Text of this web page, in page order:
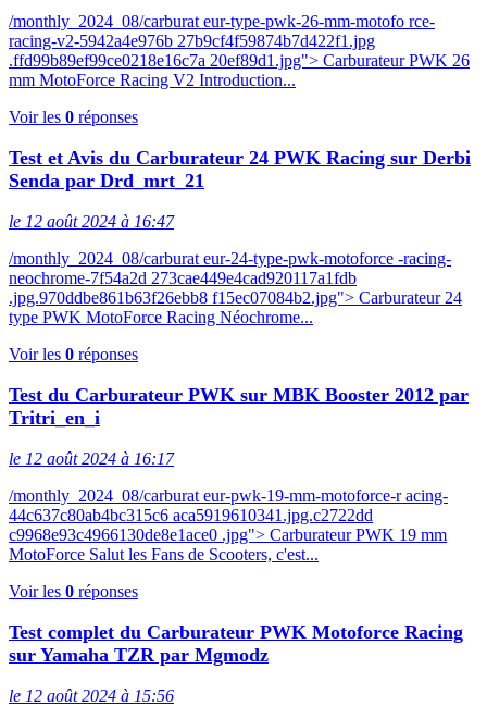
/monthly_2024_08/carburat eur-type-pwk-26-mm-motofo rce-
racing-v2-5942a4e976b 27b9cf4f59874b7d422f1.jpg
.ffd99b89ef99ce0218e16c7a 20ef89d1.jpg"> Carburateur PWK 26
mm MotoForce Racing V2 Introduction...
Voir les 0 réponses
Test et Avis du Carburateur 24 PWK Racing sur Derbi
Senda par Drd_mrt_21
le 12 août 2024 à 16:47
/monthly_2024_08/carburat eur-24-type-pwk-motoforce -racing-
neochrome-7f54a2d 273cae449e4cad920117a1fdb
.jpg.970ddbe861b63f26ebb8 f15ec07084b2.jpg"> Carburateur 24
type PWK MotoForce Racing Néochrome...
Voir les 0 réponses
Test du Carburateur PWK sur MBK Booster 2012 par
Tritri_en_i
le 12 août 2024 à 16:17
/monthly_2024_08/carburat eur-pwk-19-mm-motoforce-r acing-
44c637c80ab4bc315c6 aca5919610341.jpg.c2722dd
c9968e93c4966130de8e1ace0 .jpg"> Carburateur PWK 19 mm
MotoForce Salut les Fans de Scooters, c'est...
Voir les 0 réponses
Test complet du Carburateur PWK Motoforce Racing
sur Yamaha TZR par Mgmodz
le 12 août 2024 à 15:56